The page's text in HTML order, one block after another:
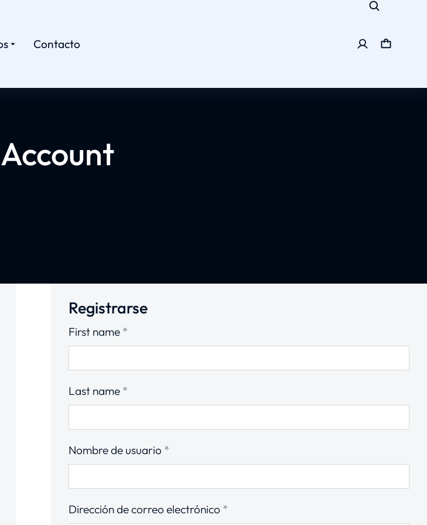
Contacto
Registrarse
First name *
Last name *
Nombre de usuario *
Dirección de correo electrónico *